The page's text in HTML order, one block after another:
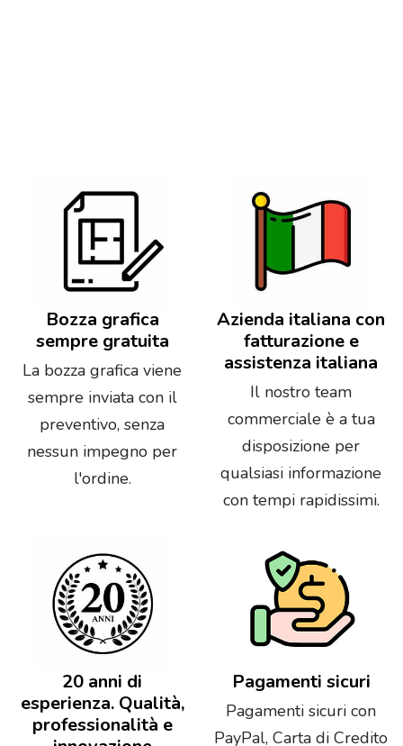
Bozza grafica
sempre gratuita
La bozza grafica viene
sempre inviata con il
preventivo, senza
nessun impegno per
l'ordine.
Azienda italiana con
fatturazione e
assistenza italiana
Il nostro team
commerciale è a tua
disposizione per
qualsiasi informazione
con tempi rapidissimi.
20 anni di
esperienza. Qualità,
professionalità e
Pagamenti sicuri
Pagamenti sicuri con
PayPal, Carta di Credito